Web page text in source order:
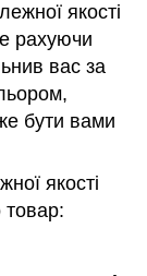
якості
рахуючи
вас за
бути вами
якості